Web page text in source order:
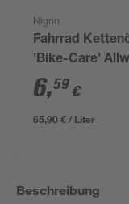
Nigrin
Fahrrad
'Bike-Care'
100 ml
6,59 €
65,90 € / Liter
Beschreibung